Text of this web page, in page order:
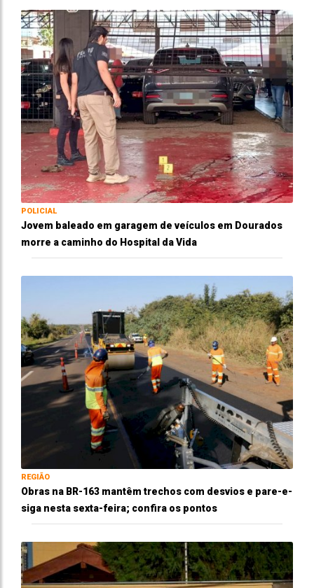
POLICIAL
Jovem baleado em garagem de veículos em Dourados
morre a caminho do Hospital da Vida
REGIÃO
Obras na BR-163 mantêm trechos com desvios e pare-e-
siga nesta sexta-feira; confira os pontos